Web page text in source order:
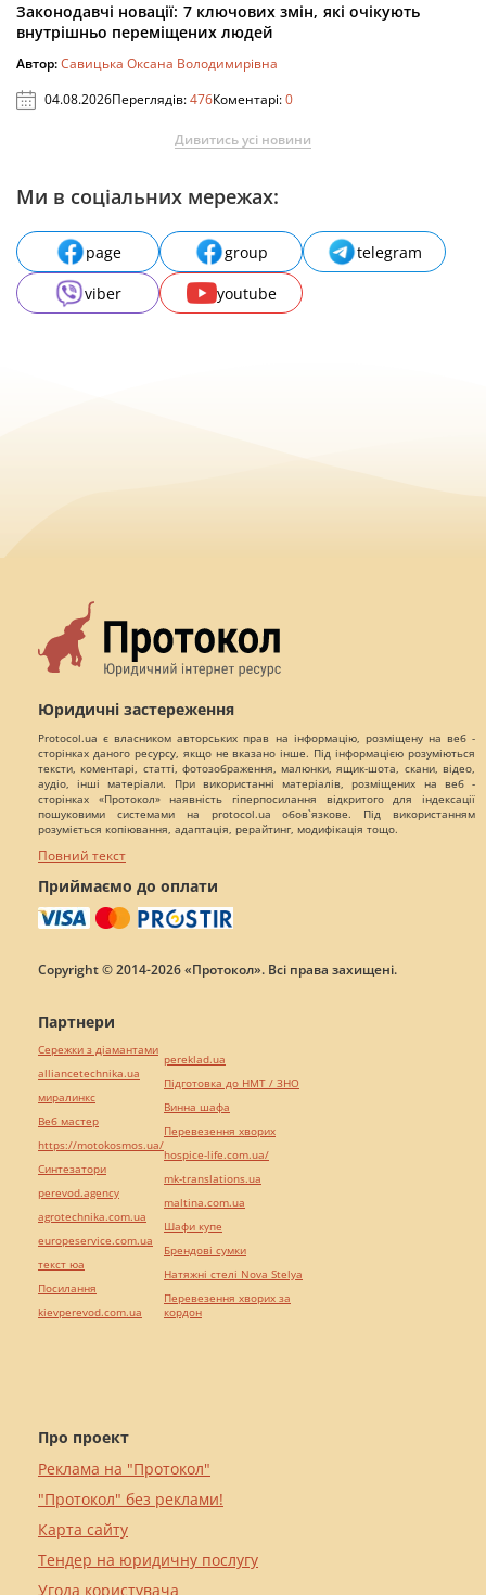
Законодавчі новації: 7 ключових змін, які очікують
внутрішньо переміщених людей
Автор:Савицька Оксана Володимирівна
04.08.2026Переглядів:476Коментарі:0
Дивитись усі новини
Ми в соціальних мережах:
page group
telegram
viber
youtube
Юридичні застереження
Protocol.ua є власником авторських прав на інформацію, розміщену на веб -
сторінках даного ресурсу, якщо не вказано інше. Під інформацією розуміються
тексти, коментарі, статті, фотозображення, малюнки, ящик-шота, скани, відео,
аудіо, інші матеріали. При використанні матеріалів, розміщених на веб -
сторінках «Протокол» наявність гіперпосилання відкритого для індексації
пошуковими системами на protocol.ua обов`язкове. Під використанням
розуміється копіювання, адаптація, рерайтинг, модифікація тощо.
Повний текст
Приймаємо до оплати
Copyright © 2014-2026 «Протокол». Всі права захищені.
Про проект
Реклама на "Протокол"
"Протокол" без реклами!
Карта сайту
Тендер на юридичну послугу
Угода користувача
Партнери
Сережки з діамантами
alliancetechnika.ua
миралинкс
Веб мастер
https://motokosmos.ua/
Синтезатори
perevod.agency
agrotechnika.com.ua
europeservice.com.ua
текст юа
Посилання
kievperevod.com.ua
pereklad.ua
Підготовка до НМТ / ЗНО
Винна шафа
Перевезення хворих
hospice-life.com.ua/
mk-translations.ua
maltina.com.ua
Шафи купе
Брендові сумки
Натяжні стелі Nova Stelya
Перевезення хворих за
кордон